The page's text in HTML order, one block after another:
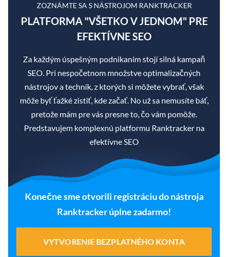
ZOZNÁMTE SA S NÁSTROJOM RANKTRACKER
PLATFORMA "VŠETKO V JEDNOM" PRE
EFEKTÍVNE SEO
Za každým úspešným podnikaním stojí silná kampaň
SEO. Pri nespočetnom množstve optimalizačných
nástrojov a techník, z ktorých si môžete vybrať, však
môže byť ťažké zistiť, kde začať. No už sa nemusíte báť,
pretože mám pre vás presne to, čo vám pomôže.
Predstavujem komplexnú platformu Ranktracker na
efektívne SEO
Konečne sme otvorili registráciu do nástroja
Ranktracker úplne zadarmo!
VYTVORENIE BEZPLATNÉHO KONTA